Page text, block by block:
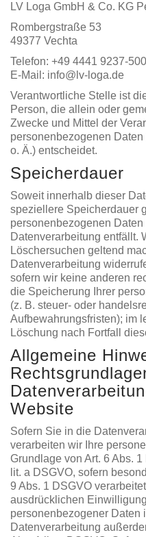
LV Loga GmbH & Co. KG
Rombergstraße 53
49377 Vechta
Telefon: +49 4441 9237-500
E-Mail: info@lv-loga.de
Verantwortliche Stelle ist
Person, die allein oder
Zwecke und Mittel der
personenbezogenen
o. Ä.) entscheidet.
Speicherdauer
Soweit innerhalb dieser
speziellere Speicherdauer
personenbezogenen
Datenverarbeitung entfällt.
Löschersuchen geltend
Datenverarbeitung
sofern wir keine anderen
die Speicherung Ihrer
(z. B. steuer- oder
Aufbewahrungsfristen); im
Löschung nach Fortfall
Allgemeine
Website
Sofern Sie in die
verarbeiten wir Ihre
Grundlage von Art. 6 Abs.
lit. a DSGVO, sofern
9 Abs. 1 DSGVO
ausdrücklichen
personenbezogener Daten
Datenverarbeitung